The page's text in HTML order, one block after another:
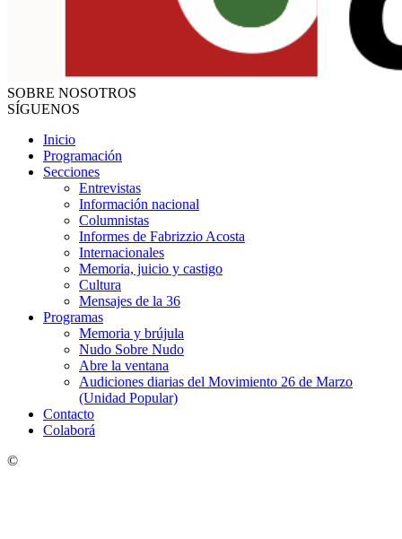
SOBRE NOSOTROS
SÍGUENOS
Inicio
Programación
Secciones
Entrevistas
Información nacional
Columnistas
Informes de Fabrizzio Acosta
Internacionales
Memoria, juicio y castigo
Cultura
Mensajes de la 36
Programas
Memoria y brújula
Nudo Sobre Nudo
Abre la ventana
Audiciones diarias del Movimiento 26 de Marzo
(Unidad Popular)
Contacto
Colaborá
©